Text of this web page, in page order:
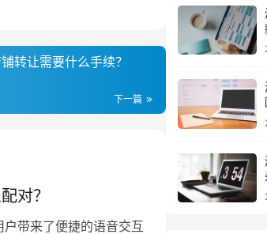
转让需要什么手续？
下一篇
对？
带来了便捷的语音交互